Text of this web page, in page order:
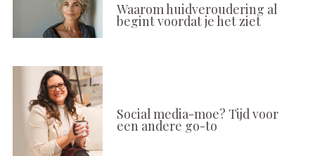
Waarom huidveroudering al
begint voordat je het ziet
Social media-moe? Tijd voor
een andere go-to